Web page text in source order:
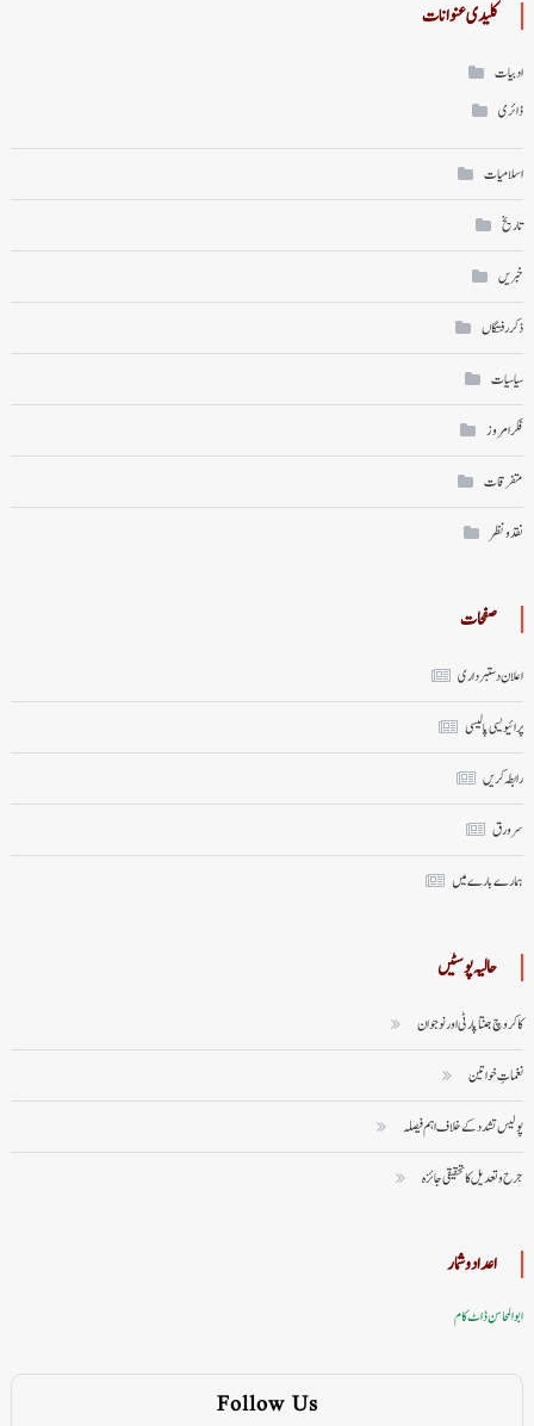
کلیدی عنوانات
ادبیات
ڈائری
اسلامیات
تاریخ
خبریں
ذکر رفتگاں
سیاسیات
فکر امروز
متفرقات
نقد ونظر
صفحات
اعلان دستبرداری
پرائیویسی پالیسی
رابطہ کریں
سر ورق
ہمارے بارے میں
حالیہ پوسٹیں
کاکروچ جنتا پارٹی اور نوجوان
نغماتِ خواتین
پولیس تشدد کے خلاف اہم فیصلہ
جرح و تعدیل کا تحقیقی جائزہ
اعداد وشمار
ابوالمحاسن ڈاٹ کام
Follow Us